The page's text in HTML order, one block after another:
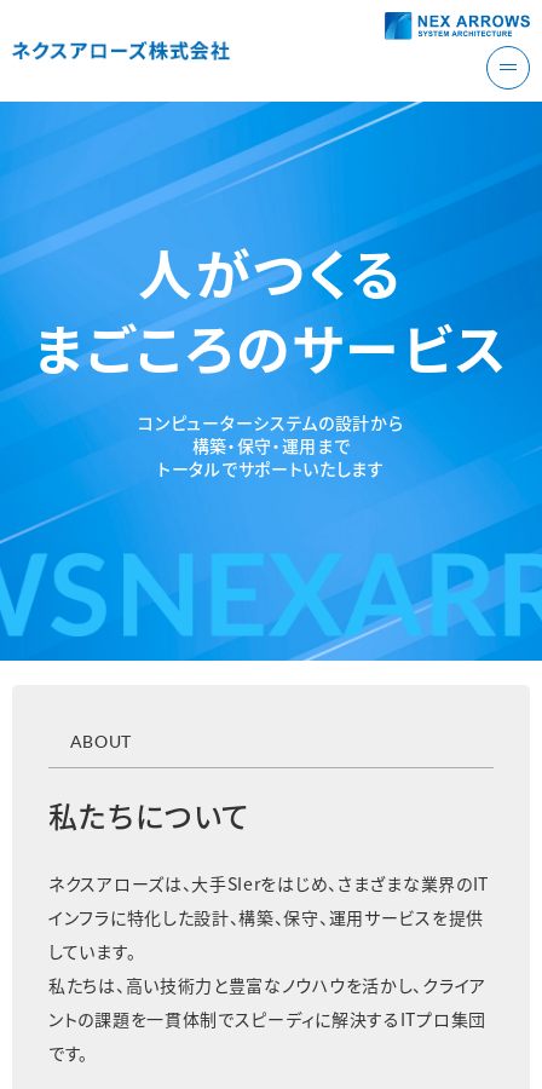
人がつくる
まごころのサービス
コンピューターシステムの設計から
構築・保守・運用まで
トータルでサポートいたします
ABOUT
私たちについて
ネクスアローズは、大手SIerをはじめ、さまざまな業界のIT
インフラに特化した設計、構築、保守、運用サービスを提供
しています。
私たちは、高い技術力と豊富なノウハウを活かし、クライア
ントの課題を一貫体制でスピーディに解決するITプロ集団
です。